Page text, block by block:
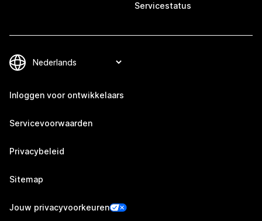
Servicestatus
Inloggen voor ontwikkelaars
Servicevoorwaarden
Privacybeleid
Sitemap
Jouw privacyvoorkeuren